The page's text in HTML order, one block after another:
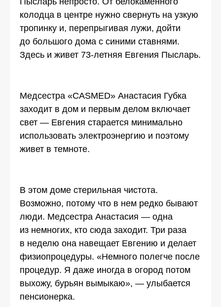
колодца в центре нужно свернуть на узкую
тропинку и, перепрыгивая лужи, дойти
до большого дома с синими ставнями.
Здесь и живет 73-летняя Евгения Пысларь.
Медсестра «CASMED» Анастасия Губка
заходит в дом и первым делом включает
свет — Евгения старается минимально
использовать электроэнергию и поэтому
живет в темноте.
В этом доме стерильная чистота.
Возможно, потому что в нем редко бывают
люди. Медсестра Анастасия — одна
из немногих, кто сюда заходит. Три раза
в неделю она навещает Евгению и делает
физиопроцедуры. «Немного полегче после
процедур. Я даже иногда в огород потом
выхожу, бурьян вымыкаю», — улыбается
пенсионерка.